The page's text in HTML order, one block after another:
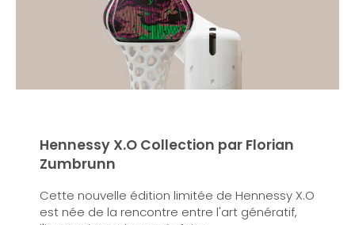
Hennessy X.O Collection par Florian
Zumbrunn
Cette nouvelle édition limitée de Hennessy X.O
est née de la rencontre entre l'art génératif,